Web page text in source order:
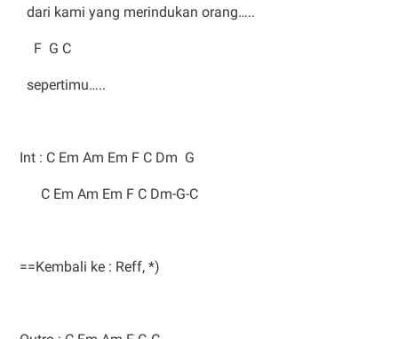
dari kami yang merindukan orang…..
F G C
sepertimu…..
Int : C Em Am Em F C Dm G
C Em Am Em F C Dm-G-C
==Kembali ke : Reff, *)